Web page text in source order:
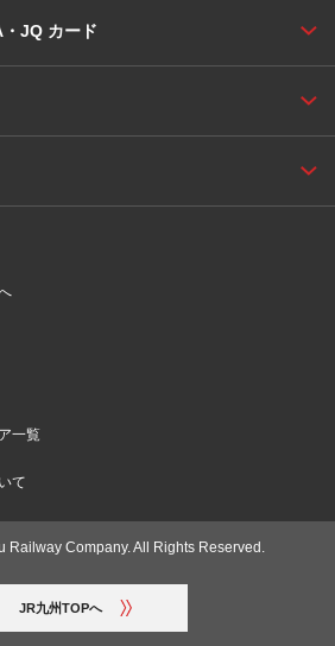
JQ カード
一覧
て
Railway Company. All Rights Reserved.
JR九州TOPへ